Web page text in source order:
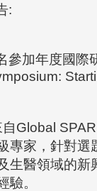
:
參加年度國際
Global
專家，針對選
生醫領域的新
驗。